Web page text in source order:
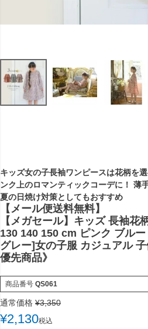
キッズ女の子長袖ワンピースは花柄を
ンク上のロマンティックコーデに！ 薄
夏の日焼け対策としてもおすすめ
【メール便送料無料】
【メガセール】キッズ 長袖花
130 140 150 cm ピンク ブル
グレー]女の子服 カジュアル
優先商品》
商品番号 QS061
通常価格 ¥3,350
¥2,130税込